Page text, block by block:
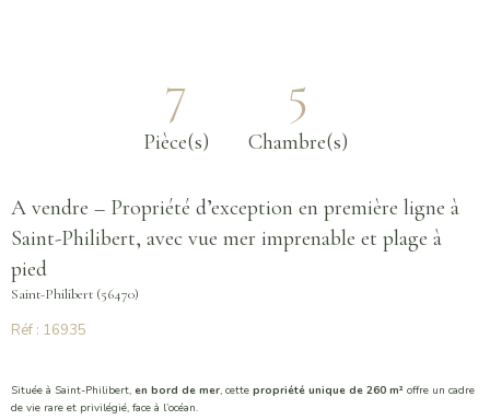
7
Pièce(s)
5
Chambre(s)
A vendre – Propriété d’exception en première ligne à
Saint-Philibert, avec vue mer imprenable et plage à
pied
Saint-Philibert (56470)
Réf : 16935
Située à Saint-Philibert, en bord de mer, cette propriété unique de 260 m² offre un cadre
de vie rare et privilégié, face à l’océan.